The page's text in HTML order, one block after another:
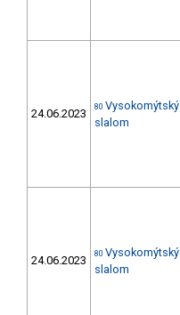
24.06.2023 80 Vysokomýtský
slalom
24.06.2023 80 Vysokomýtský
slalom